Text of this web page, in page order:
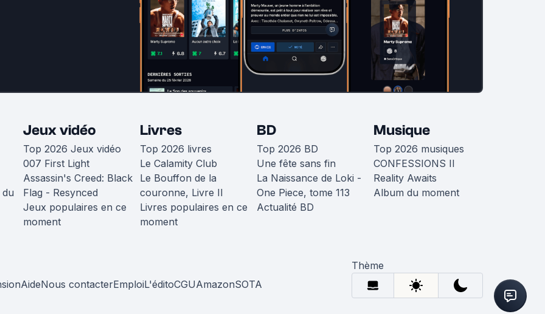
Jeux vidéo
Top 2026 Jeux vidéo
007 First Light
Assassin's Creed: Black
Flag - Resynced
Jeux populaires en ce
moment
Livres
Top 2026 livres
Le Calamity Club
Le Bouffon de la
couronne, Livre II
Livres populaires en ce
moment
BD
Top 2026 BD
Une fête sans fin
La Naissance de Loki -
One Piece, tome 113
Actualité BD
Musique
Top 2026 musiques
CONFESSIONS II
Reality Awaits
Album du moment
AideNous contacterEmploiL'éditoCGUAmazonSOTA
Thème